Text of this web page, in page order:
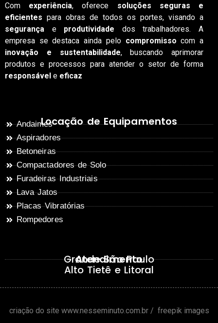
Com experiência, oferece soluções seguras e
eficientes para obras de todos os portes, visando a
segurança e produtividade dos trabalhadores. A
empresa se destaca ainda pelo compromisso com a
inovação e sustentabilidade, buscando aprimorar
produtos e processos para atender o setor de forma
responsável e eficaz
Locação de Equipamentos
Andaimes
Aspiradores
Betoneiras
Compactadores de Solo
Furadeiras Industriais
Lava Jatos
Placas Vibratórias
Rompedores
Atendimento
Grande São Paulo
Alto Tietê e Litoral
criação do site www.nesseminuto.com.br/ freepik images